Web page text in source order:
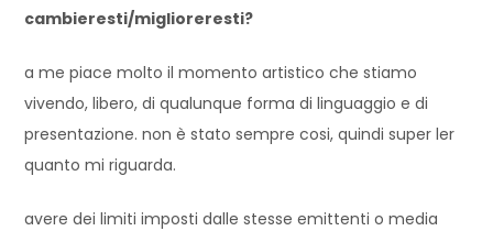
cambieresti/miglioreresti?
a me piace molto il momento artistico che stiamo
vivendo, libero, di qualunque forma di linguaggio e di
presentazione. non è stato sempre cosi, quindi super ler
quanto mi riguarda.
avere dei limiti imposti dalle stesse emittenti o media